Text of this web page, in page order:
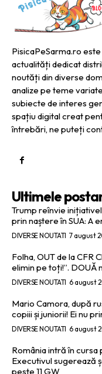
PisicaPeSarma.ro
actualități dedicat
noutăți din diverse
analize pe teme
subiecte de interes
spațiu digital creat
întrebări, ne puteți
Ultimele
Trump reînvie
prin naștere în SUA: A
DIVERSE NOUTATI 7 august
Folha, OUT de la CFR
elimin pe toți!”. DOUĂ
DIVERSE NOUTATI 6 august
Mario Camora, după
copiii și juniorii! Ei nu
DIVERSE NOUTATI 6 august
România intră în
Executivul sugerează
peste 11 GW